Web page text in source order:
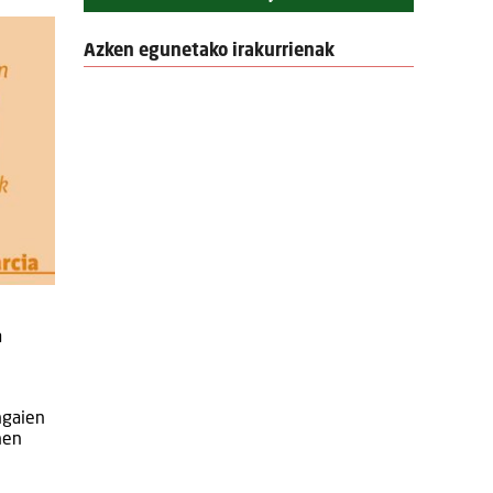
Azken egunetako irakurrienak